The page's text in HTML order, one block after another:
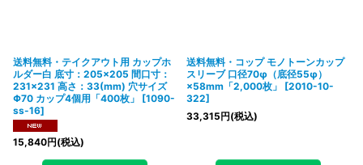
送料無料・テイクアウト用 カップホ
ルダー白 底寸：205×205 間口寸：
231×231 高さ：33(mm) 穴サイズ
Φ70 カップ4個用「400枚」
[1090-
ss-16]
15,840円(税込)
送料無料・コップ モノトーンカップ
スリーブ 口径70φ（底径55φ）
×58mm「2,000枚」
[2010-10-
322]
33,315円(税込)